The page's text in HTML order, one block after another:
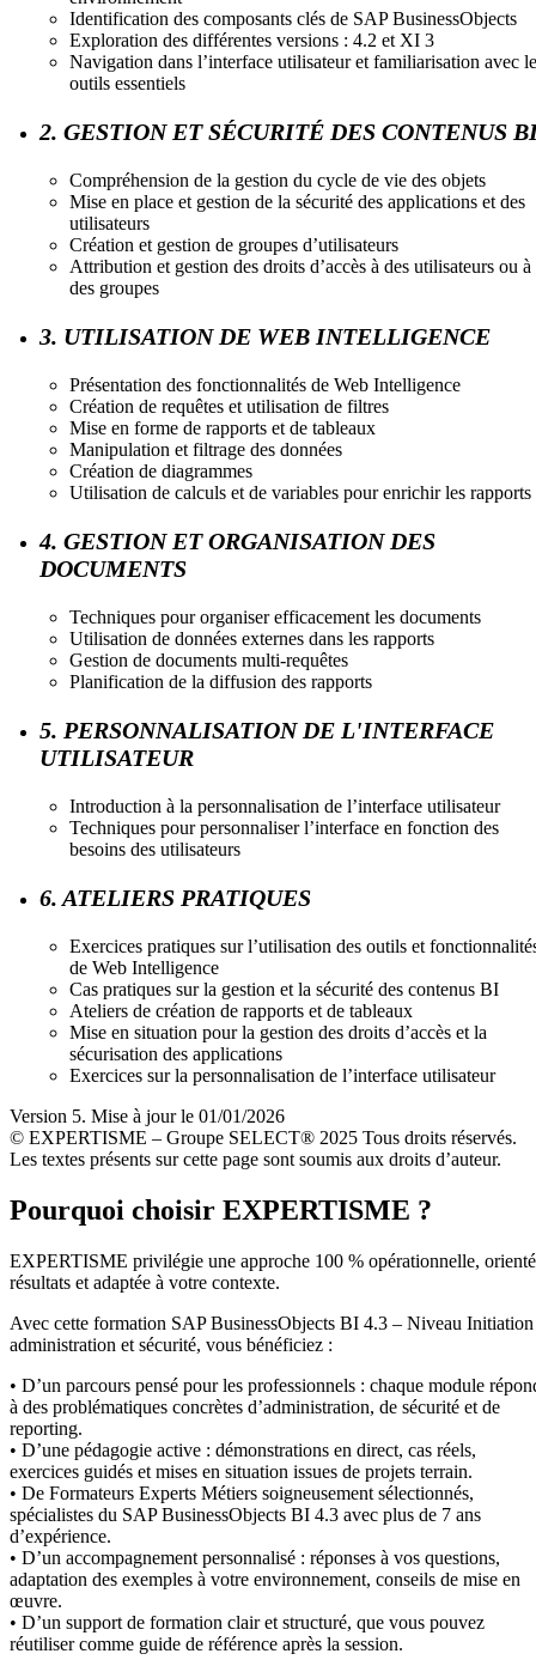
Identification des composants clés de SAP BusinessObjects
Exploration des différentes versions : 4.2 et XI 3
Navigation dans l’interface utilisateur et familiarisation avec
outils essentiels
2. GESTION ET SÉCURITÉ DES CONTENUS
Compréhension de la gestion du cycle de vie des objets
Mise en place et gestion de la sécurité des applications et des
utilisateurs
Création et gestion de groupes d’utilisateurs
Attribution et gestion des droits d’accès à des utilisateurs ou à
des groupes
3. UTILISATION DE WEB INTELLIGENCE
Présentation des fonctionnalités de Web Intelligence
Création de requêtes et utilisation de filtres
Mise en forme de rapports et de tableaux
Manipulation et filtrage des données
Création de diagrammes
Utilisation de calculs et de variables pour enrichir les rapports
4. GESTION ET ORGANISATION DES
DOCUMENTS
Techniques pour organiser efficacement les documents
Utilisation de données externes dans les rapports
Gestion de documents multi-requêtes
Planification de la diffusion des rapports
5. PERSONNALISATION DE L'INTERFACE
UTILISATEUR
Introduction à la personnalisation de l’interface utilisateur
Techniques pour personnaliser l’interface en fonction des
besoins des utilisateurs
6. ATELIERS PRATIQUES
Exercices pratiques sur l’utilisation des outils et
de Web Intelligence
Cas pratiques sur la gestion et la sécurité des contenus BI
Ateliers de création de rapports et de tableaux
Mise en situation pour la gestion des droits d’accès et la
sécurisation des applications
Exercices sur la personnalisation de l’interface utilisateur
Version 5. Mise à jour le 01/01/2026
© EXPERTISME – Groupe SELECT® 2025 Tous droits réservés.
Les textes présents sur cette page sont soumis aux droits d’auteur.
Pourquoi choisir EXPERTISME ?
EXPERTISME privilégie une approche 100 % opérationnelle,
résultats et adaptée à votre contexte.
Avec cette formation SAP BusinessObjects BI 4.3 – Niveau
administration et sécurité, vous bénéficiez :
• D’un parcours pensé pour les professionnels : chaque module
à des problématiques concrètes d’administration, de sécurité et de
reporting.
• D’une pédagogie active : démonstrations en direct, cas réels,
exercices guidés et mises en situation issues de projets terrain.
• De Formateurs Experts Métiers soigneusement sélectionnés,
spécialistes du SAP BusinessObjects BI 4.3 avec plus de 7 ans
d’expérience.
• D’un accompagnement personnalisé : réponses à vos questions,
adaptation des exemples à votre environnement, conseils de mise en
œuvre.
• D’un support de formation clair et structuré, que vous pouvez
réutiliser comme guide de référence après la session.